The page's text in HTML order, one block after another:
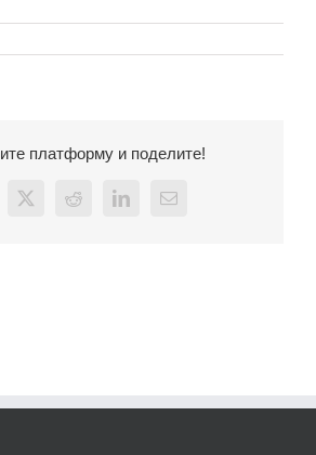
платформу и поделите!
X Reddit LinkedInEmail